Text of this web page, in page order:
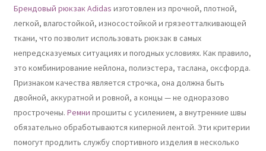
Брендовый рюкзак Adidas изготовлен из прочной, плотной,
легкой, влагостойкой, износостойкой и грязеотталкивающей
ткани, что позволит использовать рюкзак в самых
непредсказуемых ситуациях и погодных условиях. Как правило,
это комбинирование нейлона, полиэстера, таслана, оксфорда.
Признаком качества является строчка, она должна быть
двойной, аккуратной и ровной, а концы — не одноразово
прострочены. Ремни прошиты с усилением, а внутренние швы
обязательно обработываются киперной лентой. Эти критерии
помогут продлить службу спортивного изделия в несколько